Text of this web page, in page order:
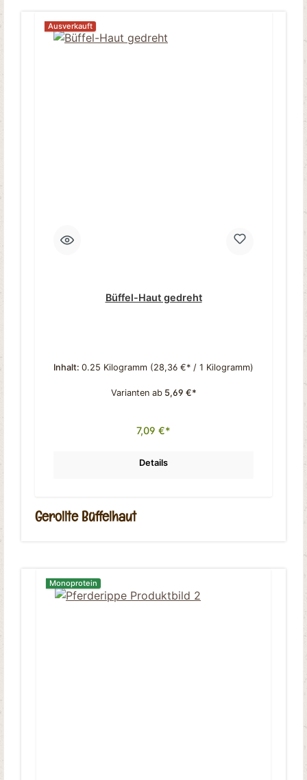
Ausverkauft
Büffel-Haut gedreht
Inhalt: 0.25 Kilogramm (28,36 €* / 1 Kilogramm)
Varianten ab5,69 €*
7,09 €*
Details
Gerollte Büffelhaut
Monoprotein